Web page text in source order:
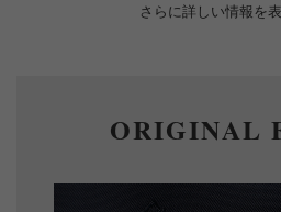
さらに詳しい情報を
ORIGINAL